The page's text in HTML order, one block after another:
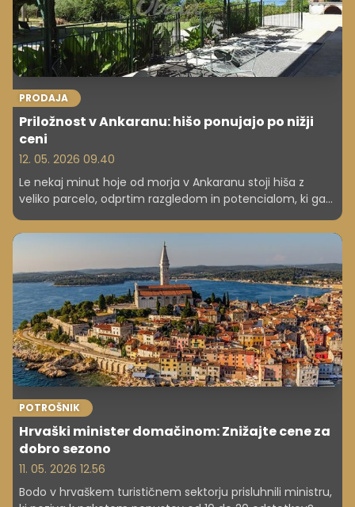
PRODAJA
Priložnost v Ankaranu: hišo ponujajo po nižji
ceni
12. 05. 2026 09.40
Le nekaj minut hoje od morja v Ankaranu stoji hiša z
veliko parcelo, odprtim razgledom in potencialom, ki ga
na slovenski obali skoraj ni več. Takšne nepremičnine
izginjajo s trga hitreje, kot si večina kupcev misli.
POTROŠNIK
Hrvaški minister domačinom: Znižajte cene za
dobro sezono
11. 05. 2026 12.56
Bodo v hrvaškem turističnem sektorju prisluhnili ministru,